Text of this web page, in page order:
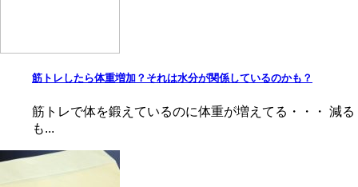
筋トレしたら体重増加？それは水分が関係しているのかも？
筋トレで体を鍛えているのに体重が増えてる・・・ 減る
も...